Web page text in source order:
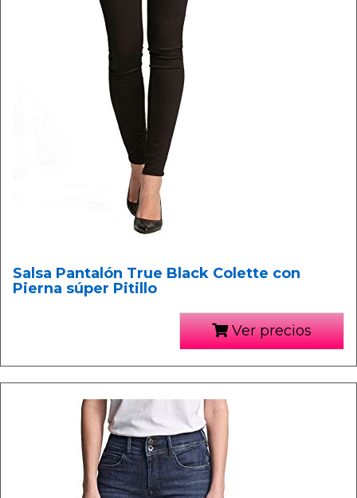
Salsa Pantalón True Black Colette con
Pierna súper Pitillo
Ver precios